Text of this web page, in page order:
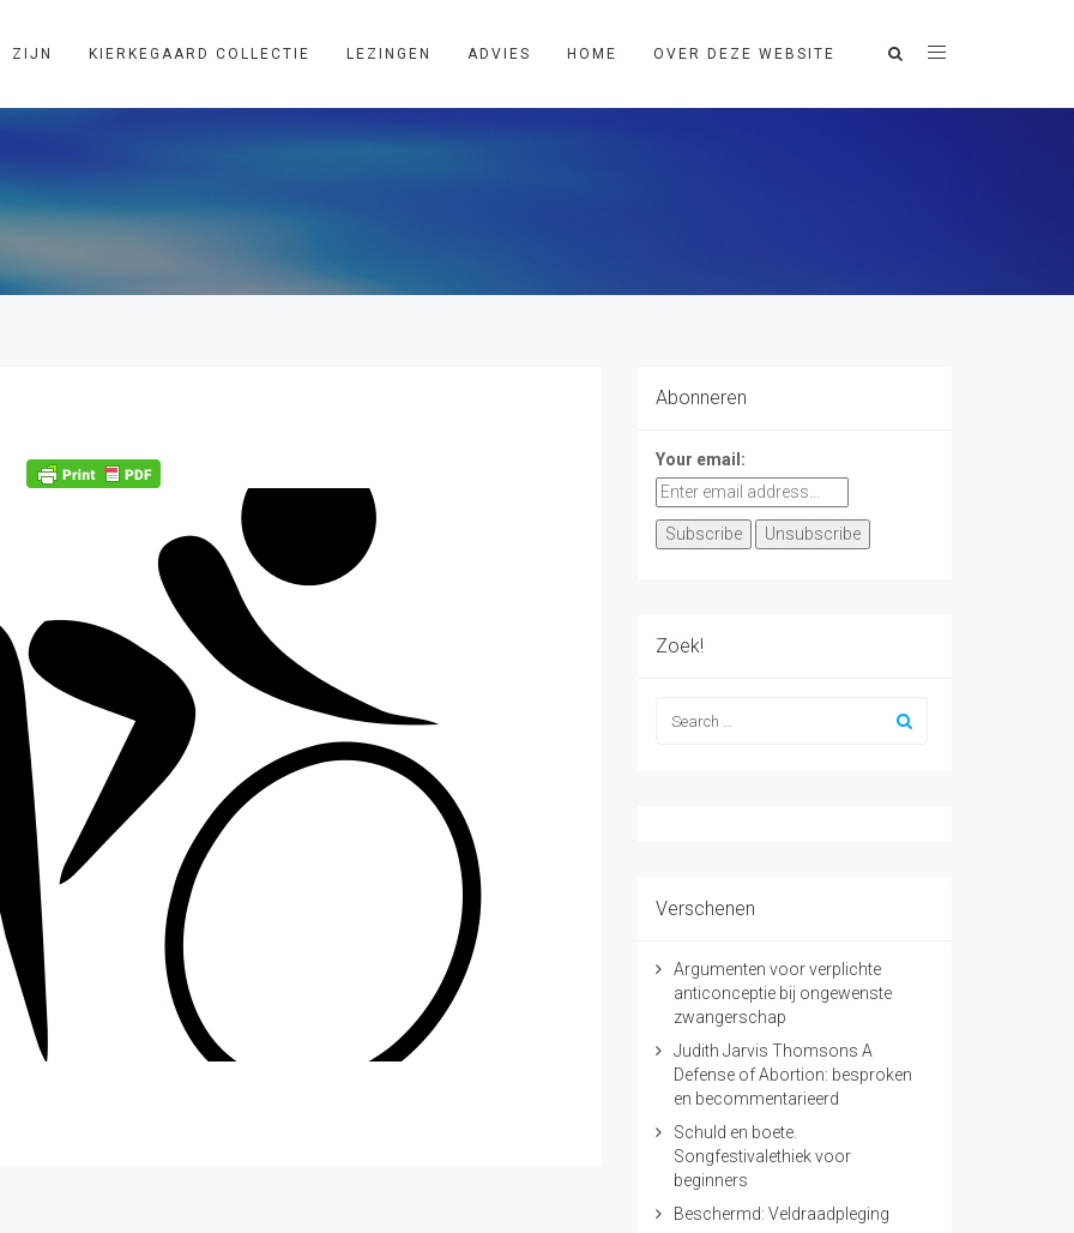
ZIJN KIERKEGAARD COLLECTIE LEZINGEN ADVIES HOME OVER DEZE WEBSITE
Abonneren
Your email:
Zoek!
Verschenen
Argumenten voor verplichte
anticonceptie bij ongewenste
zwangerschap
Judith Jarvis Thomsons A
Defense of Abortion: besproken
en becommentarieerd
Schuld en boete.
Songfestivalethiek voor
beginners
Beschermd: Veldraadpleging